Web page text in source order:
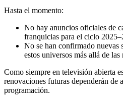
Hasta el momento:
No hay anuncios oficiales de
franquicias para el ciclo
No se han confirmado nuevas
estos universos más allá de
Como siempre en televisión abierta
renovaciones futuras dependerán de
programación.